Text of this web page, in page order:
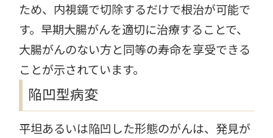
ため、内視鏡で切除するだけで根治が可能で
す。早期大腸がんを適切に治療することで、
大腸がんのない方と同等の寿命を享受できる
ことが示されています。
陥凹型病変
平坦あるいは陥凹した形態のがんは、発見が